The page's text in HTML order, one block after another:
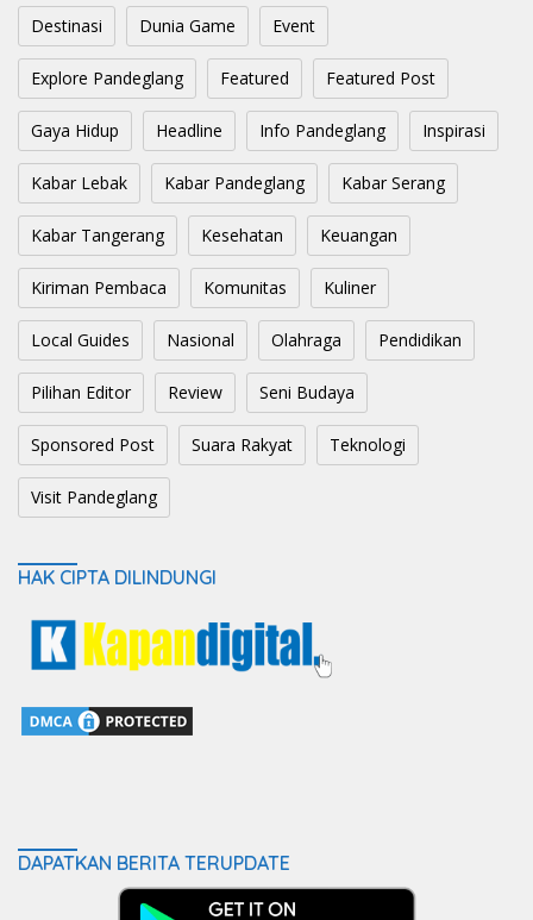
Destinasi Dunia Game Event
Explore Pandeglang Featured Featured Post
Gaya Hidup Headline Info Pandeglang Inspirasi
Kabar Lebak Kabar Pandeglang Kabar Serang
Kabar Tangerang Kesehatan Keuangan
Kiriman Pembaca Komunitas Kuliner
Local Guides Nasional Olahraga Pendidikan
Pilihan Editor Review Seni Budaya
Sponsored Post Suara Rakyat Teknologi
Visit Pandeglang
HAK CIPTA DILINDUNGI
DAPATKAN BERITA TERUPDATE